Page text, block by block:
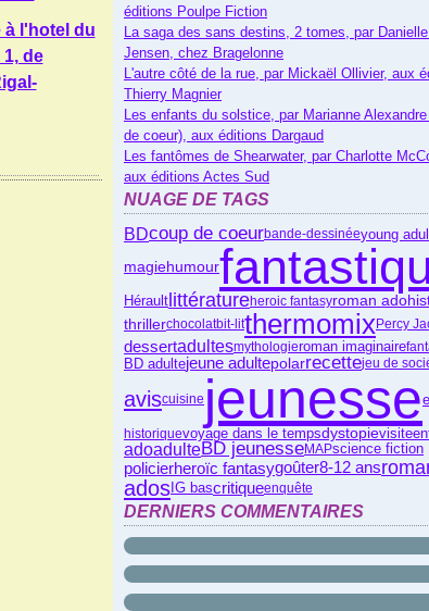
à l'hotel du
1, de
éditions Poulpe Fiction
La saga des sans destins, 2 tomes, par
Jensen, chez Bragelonne
L'autre côté de la rue, par Mickaël Ollivier, aux
Thierry Magnier
Les enfants du solstice, par Marianne
de coeur), aux éditions Dargaud
Les fantômes de Shearwater, par Charlotte
aux éditions Actes Sud
NUAGE DE TAGS
BDcoup de coeurbande-dessinéeyoung
magiehumour
Hérault littératureheroic fantasyroman ado
thrillerchocolatbit-litthermomixPercy
dessertadultesmythologieroman imaginaire
BD adultejeune adultepolarrecettejeu de
aviscuisine jeunesse
historiquevoyage dans le tempsdystopievisite
adoadulteBD jeunesseMAPscience fiction
policierheroïc fantasygoûter8-12 ans
ados IG bascritiqueenquête
DERNIERS COMMENTAIRES